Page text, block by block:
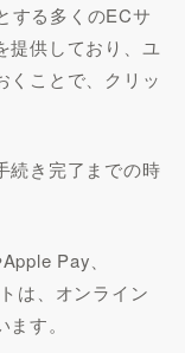
る多くのECサ
提供しており、ユ
くことで、クリッ
続き完了までの時
Pay、
は、オンライン
す。